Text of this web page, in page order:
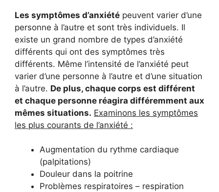
Les symptômes d’anxiété peuvent varier d’une
personne à l’autre et sont très individuels. Il
existe un grand nombre de types d’anxiété
différents qui ont des symptômes très
différents. Même l’intensité de l’anxiété peut
varier d’une personne à l’autre et d’une situation
à l’autre. De plus, chaque corps est différent
et chaque personne réagira différemment aux
mêmes situations. Examinons les symptômes
les plus courants de l’anxiété :
Augmentation du rythme cardiaque
(palpitations)
Douleur dans la poitrine
Problèmes respiratoires – respiration